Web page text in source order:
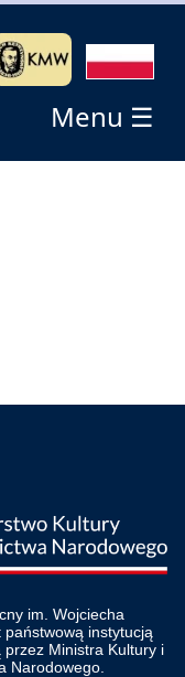
Menu ☰
im. Wojciecha
instytucją
Ministra Kultury i
Narodowego.